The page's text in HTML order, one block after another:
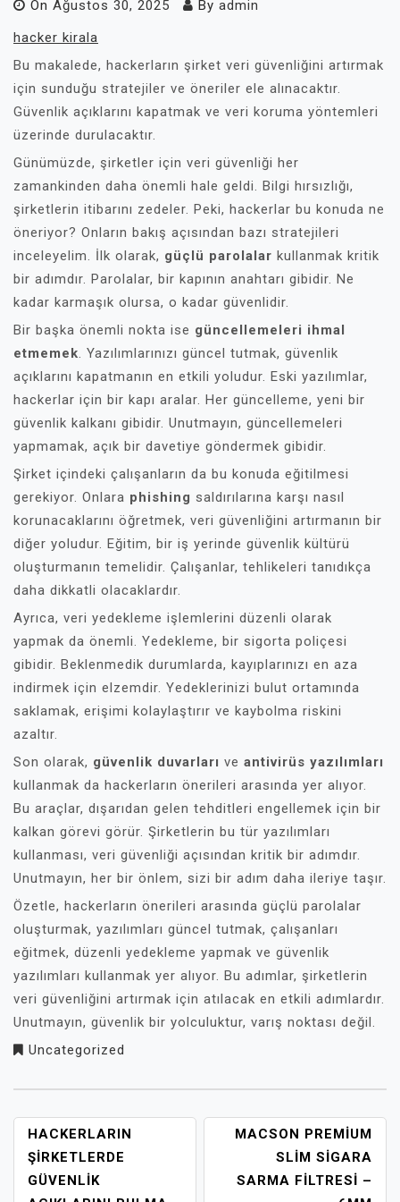
On Ağustos 30, 2025 By admin
hacker kirala
Bu makalede, hackerların şirket veri güvenliğini artırmak
için sunduğu stratejiler ve öneriler ele alınacaktır.
Güvenlik açıklarını kapatmak ve veri koruma yöntemleri
üzerinde durulacaktır.
Günümüzde, şirketler için veri güvenliği her
zamankinden daha önemli hale geldi. Bilgi hırsızlığı,
şirketlerin itibarını zedeler. Peki, hackerlar bu konuda ne
öneriyor? Onların bakış açısından bazı stratejileri
inceleyelim. İlk olarak, güçlü parolalar kullanmak kritik
bir adımdır. Parolalar, bir kapının anahtarı gibidir. Ne
kadar karmaşık olursa, o kadar güvenlidir.
Bir başka önemli nokta ise güncellemeleri ihmal
etmemek. Yazılımlarınızı güncel tutmak, güvenlik
açıklarını kapatmanın en etkili yoludur. Eski yazılımlar,
hackerlar için bir kapı aralar. Her güncelleme, yeni bir
güvenlik kalkanı gibidir. Unutmayın, güncellemeleri
yapmamak, açık bir davetiye göndermek gibidir.
Şirket içindeki çalışanların da bu konuda eğitilmesi
gerekiyor. Onlara phishing saldırılarına karşı nasıl
korunacaklarını öğretmek, veri güvenliğini artırmanın bir
diğer yoludur. Eğitim, bir iş yerinde güvenlik kültürü
oluşturmanın temelidir. Çalışanlar, tehlikeleri tanıdıkça
daha dikkatli olacaklardır.
Ayrıca, veri yedekleme işlemlerini düzenli olarak
yapmak da önemli. Yedekleme, bir sigorta poliçesi
gibidir. Beklenmedik durumlarda, kayıplarınızı en aza
indirmek için elzemdir. Yedeklerinizi bulut ortamında
saklamak, erişimi kolaylaştırır ve kaybolma riskini
azaltır.
Son olarak, güvenlik duvarları ve antivirüs yazılımları
kullanmak da hackerların önerileri arasında yer alıyor.
Bu araçlar, dışarıdan gelen tehditleri engellemek için bir
kalkan görevi görür. Şirketlerin bu tür yazılımları
kullanması, veri güvenliği açısından kritik bir adımdır.
Unutmayın, her bir önlem, sizi bir adım daha ileriye taşır.
Özetle, hackerların önerileri arasında güçlü parolalar
oluşturmak, yazılımları güncel tutmak, çalışanları
eğitmek, düzenli yedekleme yapmak ve güvenlik
yazılımları kullanmak yer alıyor. Bu adımlar, şirketlerin
veri güvenliğini artırmak için atılacak en etkili adımlardır.
Unutmayın, güvenlik bir yolculuktur, varış noktası değil.
Uncategorized
YAZI
GEZINMESI
HACKERLARIN
ŞIRKETLERDE
GÜVENLIK
MACSON PREMIUM
SLIM SIGARA
SARMA FILTRESI –